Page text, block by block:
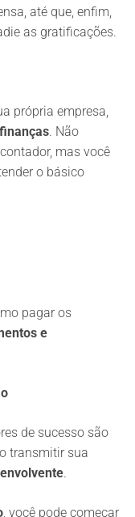
até que, enfim,
as gratificações.
própria empresa,
finanças. Não
mas você
o básico
pagar os
e
de sucesso são
transmitir sua
envolvente.
, você pode começar